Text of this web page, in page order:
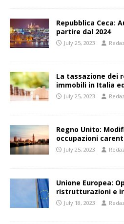
Repubblica Ceca:
partire dal 2024
July 25, 2023
La tassazione dei
immobili in Italia
July 25, 2023
Regno Unito:
occupazioni
July 25, 2023
Unione Europea:
ristrutturazioni e
July 18, 2023